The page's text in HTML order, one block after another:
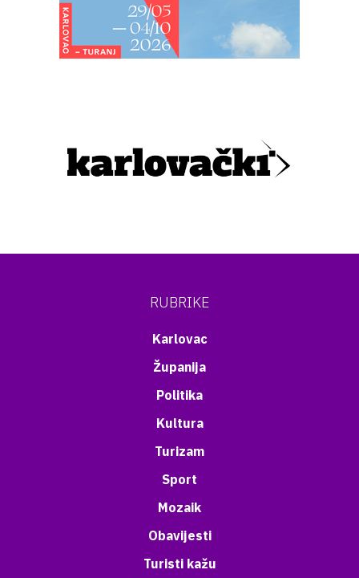
RUBRIKE
Karlovac
Županija
Politika
Kultura
Turizam
Sport
Mozaik
Obavijesti
Turisti kažu